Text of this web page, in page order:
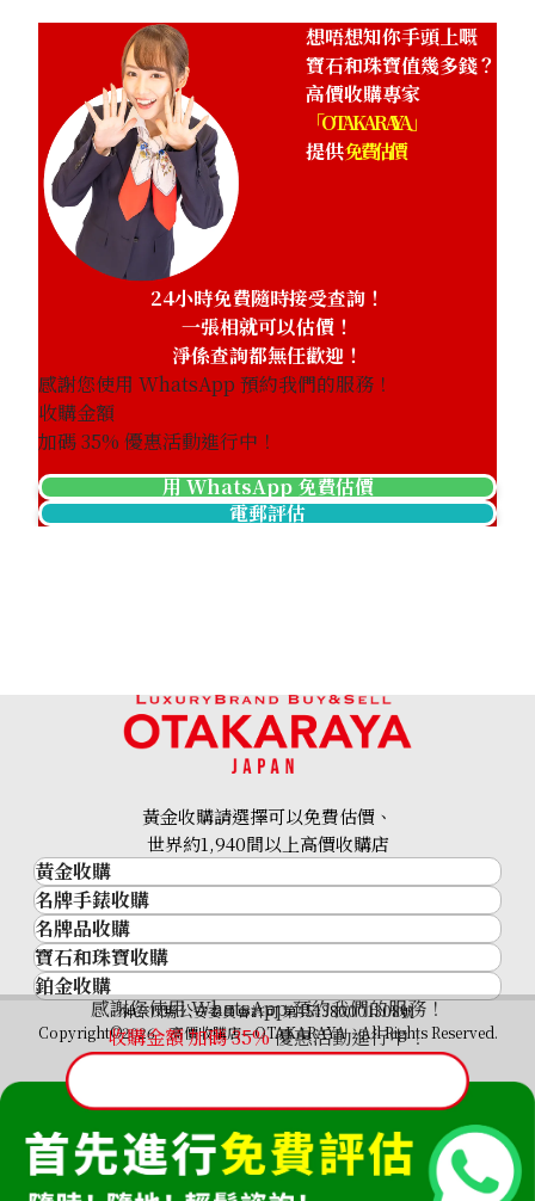
Paraiba tourmaline ring 0.596 ct
參考回收價
Paraiba tourmaline ring 6.51 ct
參考回收價
HKD 38,584.47
想唔想知你手頭上嘅
寶石和珠寶值幾多錢？
高價收購專家
「OTAKARAYA」
提供免費估價
24小時免費隨時接受查詢！
一張相就可以估價！
淨係查詢都無任歡迎！
感謝您使用 WhatsApp 預約我們的服務！
收購金額
加碼35% 優惠活動進行中！
用 WhatsApp 免費估價
電郵評估
感謝您使用 WhatsApp 預約我們的服務！
收購金額 加碼35%優惠活動進行中！
黃金收購請選擇可以免費估價、
世界約1,940間以上高價收購店
黃金收購
黃金･金條
金條
金幣及銀幣
過去十年黃金價格
金飾
金戒指
金頸鍊
名牌手錶收購
名牌手錶收購
勞力士 (Rolex)
Patek Philippe
Audemars Piguet
Vacheron Constantin
A. Lange & Söhne
Breguet
名牌品收購
名牌品收購
HERMES
LOUIS VUITTON
CHANEL
卡地亞（Cartier）
CELINE
FENDI
Christian Dior
寶石和珠寶收購
寶石和珠寶
祖母綠
藍寶石
紅寶石
鉑金收購
神奈川縣公安委員會許可 第451380001308號
Copyright©2026 高價收購店—OTAKARAYA All Rights Reserved.